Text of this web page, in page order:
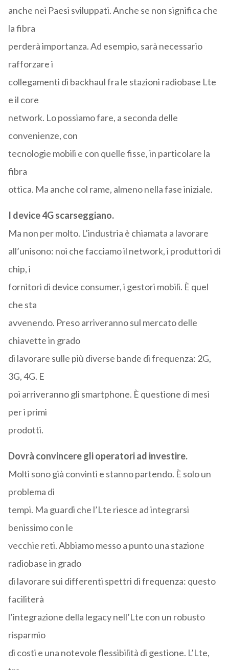
anche nei Paesi sviluppati. Anche se non significa che
la fibra
perderà importanza. Ad esempio, sarà necessario
rafforzare i
collegamenti di backhaul fra le stazioni radiobase Lte
e il core
network. Lo possiamo fare, a seconda delle
convenienze, con
tecnologie mobili e con quelle fisse, in particolare la
fibra
ottica. Ma anche col rame, almeno nella fase iniziale.
I device 4G scarseggiano.
Ma non per molto. L’industria è chiamata a lavorare
all’unisono: noi che facciamo il network, i produttori di
chip, i
fornitori di device consumer, i gestori mobili. È quel
che sta
avvenendo. Preso arriveranno sul mercato delle
chiavette in grado
di lavorare sulle più diverse bande di frequenza: 2G,
3G, 4G. E
poi arriveranno gli smartphone. È questione di mesi
per i primi
prodotti.
Dovrà convincere gli operatori ad investire.
Molti sono già convinti e stanno partendo. È solo un
problema di
tempi. Ma guardi che l’Lte riesce ad integrarsi
benissimo con le
vecchie reti. Abbiamo messo a punto una stazione
radiobase in grado
di lavorare sui differenti spettri di frequenza: questo
faciliterà
l’integrazione della legacy nell’Lte con un robusto
risparmio
di costi e una notevole flessibilità di gestione. L’Lte,